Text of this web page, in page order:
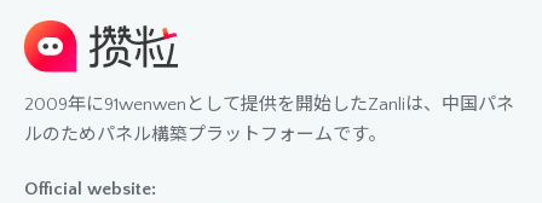
2009年に91wenwenとして提供を開始したZanliは、中国パネ
ルのためパネル構築プラットフォームです。
Official website: